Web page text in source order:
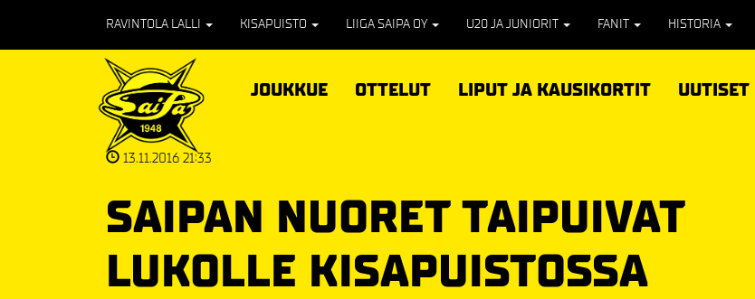
RAVINTOLA LALLI KISAPUISTO LIIGA SAIPA OY U20 JA JUNIORIT FANIT HISTORIA
JOUKKUE OTTELUT LIPUT JA KAUSIKORTIT UUTISET
13.11.2016 21:33
SAIPAN NUORET TAIPUIVAT
LUKOLLE KISAPUISTOSSA